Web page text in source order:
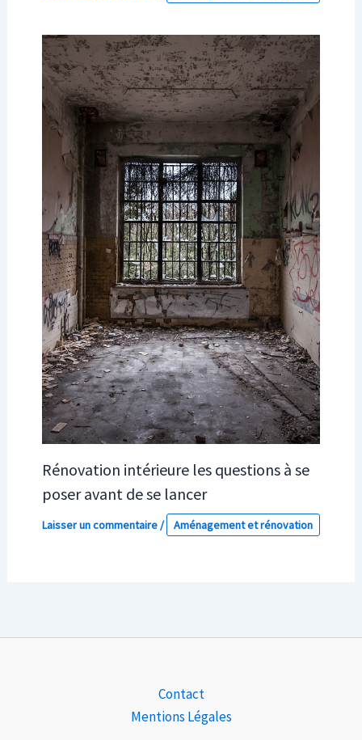
Rénovation intérieure les questions à se
poser avant de se lancer
Laisser un commentaire/ Aménagement et rénovation
Contact
Mentions Légales